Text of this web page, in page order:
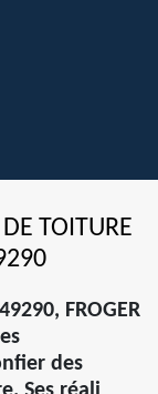
TOITURE
FROGER
des